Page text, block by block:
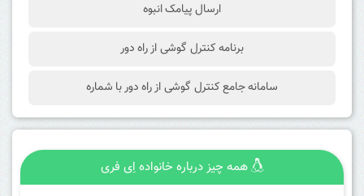
ارسال پیامک انبوه
برنامه کنترل گوشی از راه دور
سامانه جامع کنترل گوشی از راه دور با شماره
همه چیز درباره خانواده اِی فری